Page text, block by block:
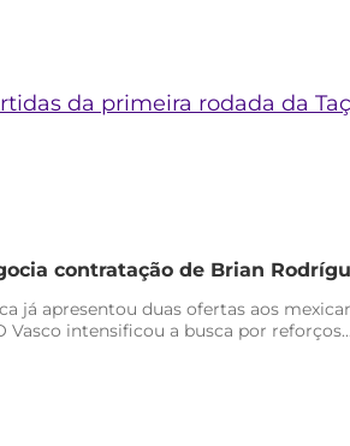
da primeira rodada da
contratação de Brian
já apresentou duas ofertas aos
Vasco intensificou a busca por reforços...